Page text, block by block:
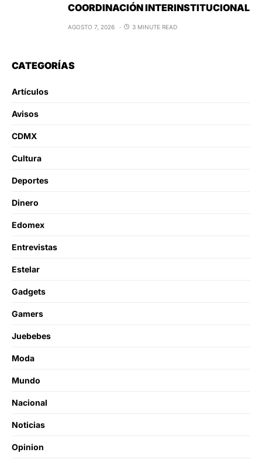
COORDINACIÓN INTERINSTITUCIONAL
AGOSTO 7, 2026 3 MINUTE READ
CATEGORÍAS
Artículos
Avisos
CDMX
Cultura
Deportes
Dinero
Edomex
Entrevistas
Estelar
Gadgets
Gamers
Juebebes
Moda
Mundo
Nacional
Noticias
Opinion